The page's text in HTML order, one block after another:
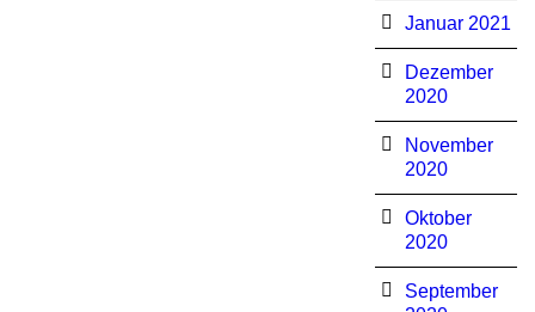
Januar 2021
Dezember
2020
November
2020
Oktober
2020
September